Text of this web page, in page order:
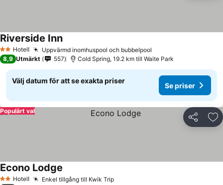
2 Stjärnor
Hotell Uppvärmd inomhuspool och bubbelpool
Riverside Inn
8,9 Utmärkt 557 Cold Spring, 19.2 km till Waite Park
Välj datum för att se exakta priser
Se priser
Dela
Populärt val
2 Stjärnor
Hotell Enkel tillgång till Kwik Trip
Econo Lodge